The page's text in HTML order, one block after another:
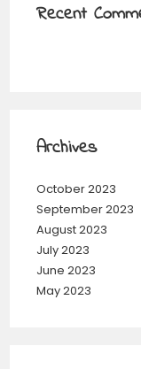
Recent
Archives
October 2023
September 2023
August 2023
July 2023
June 2023
May 2023